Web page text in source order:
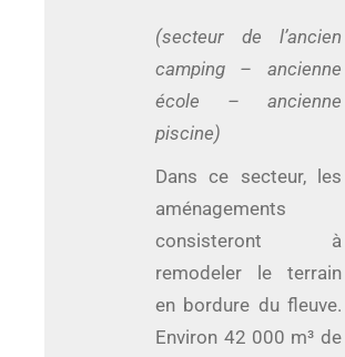
(secteur de l’ancien
camping – ancienne
école – ancienne
piscine)
Dans ce secteur, les
aménagements
consisteront à
remodeler le terrain
en bordure du fleuve.
Environ 42 000 m³ de